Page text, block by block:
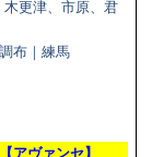
更津、市原、君
布｜練馬
【アヴァンセ】